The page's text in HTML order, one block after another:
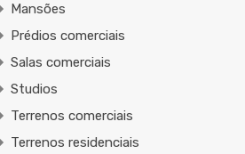
Mansões
Prédios comerciais
Salas comerciais
Studios
Terrenos comerciais
Terrenos residenciais